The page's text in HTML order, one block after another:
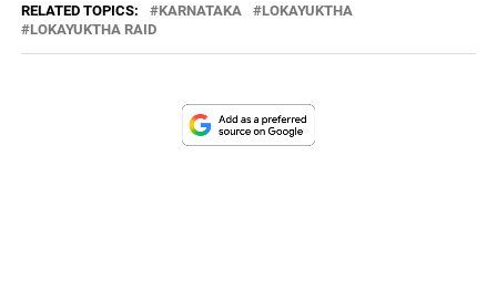
RELATED TOPICS: KARNATAKA
LOKAYUKTHA
LOKAYUKTHA RAID